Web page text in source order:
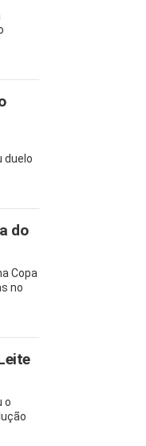
duelo
do
Copa
no
o